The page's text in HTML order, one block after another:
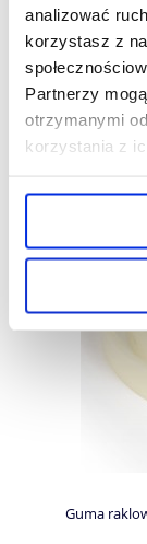
analizować
korzystasz z
Partnerzy
otrzymanymi
korzystania z
Guma